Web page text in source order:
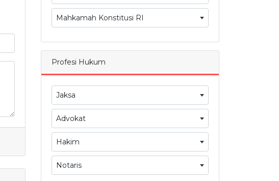
Mahkamah Konstitusi RI
Profesi Hukum
Jaksa
Advokat
Hakim
Notaris